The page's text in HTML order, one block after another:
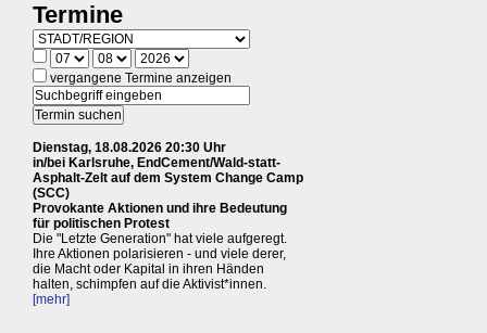
Termine
vergangene Termine anzeigen
Dienstag, 18.08.2026 20:30 Uhr
in/bei Karlsruhe, EndCement/Wald-statt-
Asphalt-Zelt auf dem System Change Camp
(SCC)
Provokante Aktionen und ihre Bedeutung
für politischen Protest
Die "Letzte Generation" hat viele aufgeregt.
Ihre Aktionen polarisieren - und viele derer,
die Macht oder Kapital in ihren Händen
halten, schimpfen auf die Aktivist*innen.
[mehr]